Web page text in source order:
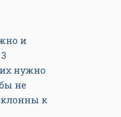
и
нужно
не
к